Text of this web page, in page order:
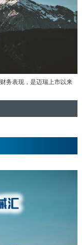
务表现，是迈瑞上市以来